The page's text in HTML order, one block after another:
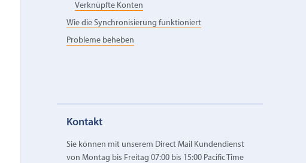
Verknüpfte Konten
Wie die Synchronisierung funktioniert
Probleme beheben
Kontakt
Sie können mit unserem Direct Mail Kundendienst
von Montag bis Freitag 07:00 bis 15:00 Pacific Time